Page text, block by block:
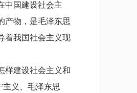
中国建设社会主
产物，是毛泽东思
着我国社会主义现
样建设社会主义和
主义、毛泽东思